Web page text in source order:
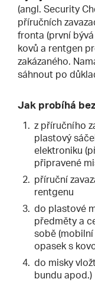
(angl. Security
příručních
fronta (první
kovů a rentgen
zakázaného.
sáhnout po
Jak probíhá
z příručního
plastový
elektroniku
připravené
příruční
rentgenu
do plastové
předměty a
sobě
opasek s
do misky
bundu apod.)